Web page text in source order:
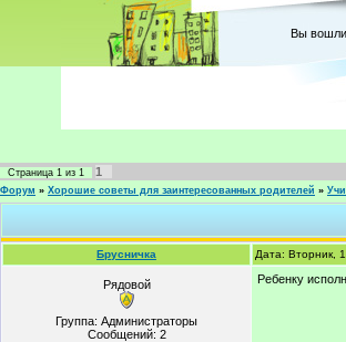
Вы вошли
Страница 1 из 1 1
Форум » Хорошие советы для заинтересованных родителей »
Брусничка Дата: Вторник,
Рядовой
Группа: Администраторы
Сообщений: 2
Ребенку